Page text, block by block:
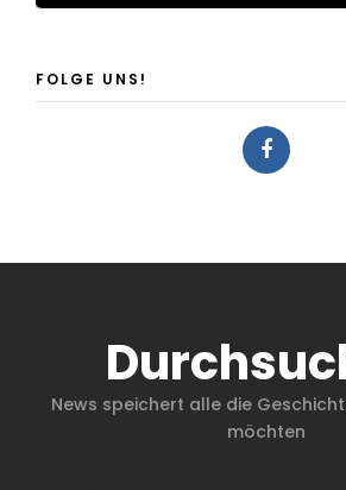
FOLGE UNS!
News speichert alle die
möchten